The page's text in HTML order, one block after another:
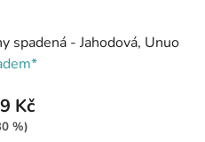
spadená - Jahodová, Unuo
Kč
%)